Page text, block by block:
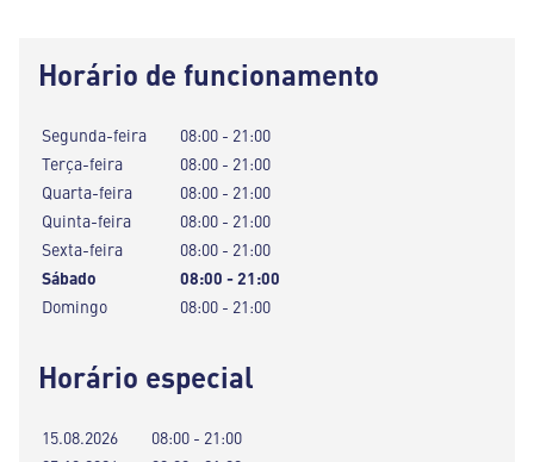
Horário de funcionamento
Segunda-feira
08:00 - 21:00
Terça-feira
08:00 - 21:00
Quarta-feira
08:00 - 21:00
Quinta-feira
08:00 - 21:00
Sexta-feira
08:00 - 21:00
Sábado
08:00 - 21:00
Domingo
08:00 - 21:00
Horário especial
15.08.2026
08:00 - 21:00